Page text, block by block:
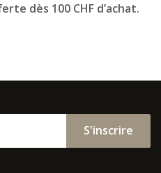
dès 100 CHF d’achat.
S'inscrire